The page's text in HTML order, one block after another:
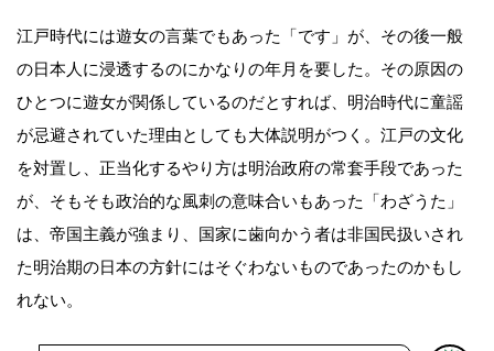
江戸時代には遊女の言葉でもあった「です」が、その後一般
の日本人に浸透するのにかなりの年月を要した。その原因の
ひとつに遊女が関係しているのだとすれば、明治時代に童謡
が忌避されていた理由としても大体説明がつく。江戸の文化
を対置し、正当化するやり方は明治政府の常套手段であった
が、そもそも政治的な風刺の意味合いもあった「わざうた」
は、帝国主義が強まり、国家に歯向かう者は非国民扱いされ
た明治期の日本の方針にはそぐわないものであったのかもし
れない。